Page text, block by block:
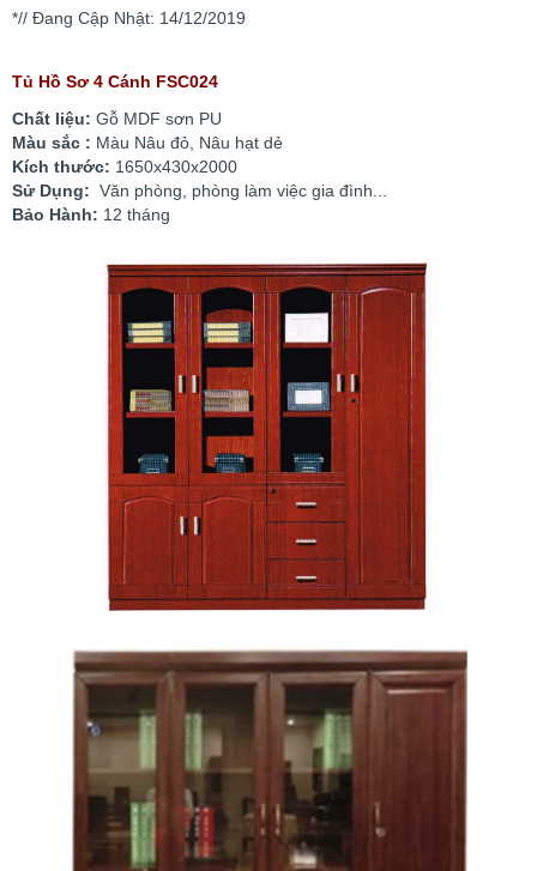
*// Đang Cập Nhật: 14/12/2019
Tủ Hồ Sơ 4 Cánh FSC024
Chất liệu: Gỗ MDF sơn PU
Màu sắc : Màu Nâu đỏ, Nâu hạt dẻ
Kích thước: 1650x430x2000
Sử Dụng: Văn phòng, phòng làm việc gia đình...
Bảo Hành: 12 tháng